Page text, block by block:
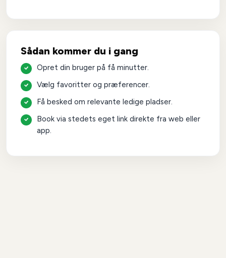
Sådan kommer du i gang
Opret din bruger på få minutter.
Vælg favoritter og præferencer.
Få besked om relevante ledige pladser.
Book via stedets eget link direkte fra web eller
app.
Tilmeld